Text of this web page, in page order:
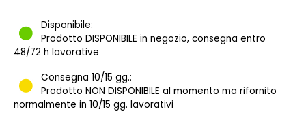
Disponibile:
Prodotto DISPONIBILE in negozio, consegna entro
48/72 h lavorative
Consegna 10/15 gg.:
Prodotto NON DISPONIBILE al momento ma rifornito
normalmente in 10/15 gg. lavorativi